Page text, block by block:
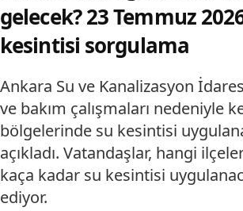
gelecek? 23 Temmuz
kesintisi sorgulama
Ankara Su ve Kanalizasyon
ve bakım çalışmaları nedeniyle
bölgelerinde su kesintisi
açıkladı. Vatandaşlar, hangi
kaça kadar su kesintisi
ediyor.